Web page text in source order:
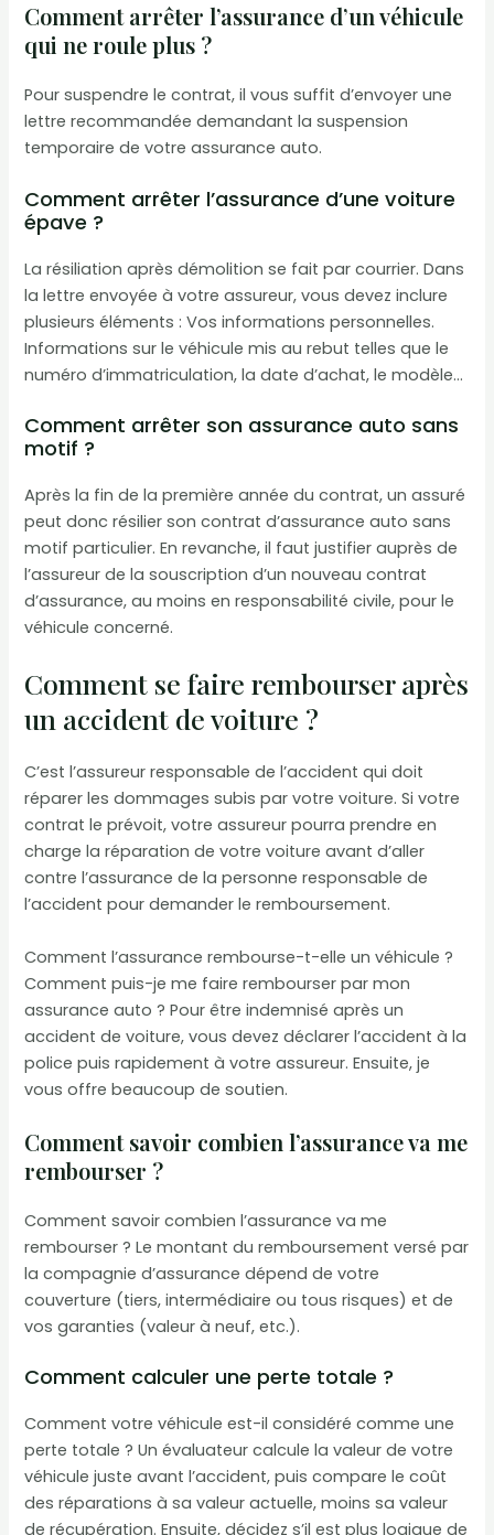
Comment arrêter l’assurance d’un véhicule
qui ne roule plus ?
Pour suspendre le contrat, il vous suffit d’envoyer une
lettre recommandée demandant la suspension
temporaire de votre assurance auto.
Comment arrêter l’assurance d’une voiture
épave ?
La résiliation après démolition se fait par courrier. Dans
la lettre envoyée à votre assureur, vous devez inclure
plusieurs éléments : Vos informations personnelles.
Informations sur le véhicule mis au rebut telles que le
numéro d’immatriculation, la date d’achat, le modèle…
Comment arrêter son assurance auto sans
motif ?
Après la fin de la première année du contrat, un assuré
peut donc résilier son contrat d’assurance auto sans
motif particulier. En revanche, il faut justifier auprès de
l’assureur de la souscription d’un nouveau contrat
d’assurance, au moins en responsabilité civile, pour le
véhicule concerné.
Comment se faire rembourser après
un accident de voiture ?
C’est l’assureur responsable de l’accident qui doit
réparer les dommages subis par votre voiture. Si votre
contrat le prévoit, votre assureur pourra prendre en
charge la réparation de votre voiture avant d’aller
contre l’assurance de la personne responsable de
l’accident pour demander le remboursement.
Comment l’assurance rembourse-t-elle un véhicule ?
Comment puis-je me faire rembourser par mon
assurance auto ? Pour être indemnisé après un
accident de voiture, vous devez déclarer l’accident à la
police puis rapidement à votre assureur. Ensuite, je
vous offre beaucoup de soutien.
Comment savoir combien l’assurance va me
rembourser ?
Comment savoir combien l’assurance va me
rembourser ? Le montant du remboursement versé par
la compagnie d’assurance dépend de votre
couverture (tiers, intermédiaire ou tous risques) et de
vos garanties (valeur à neuf, etc.).
Comment calculer une perte totale ?
Comment votre véhicule est-il considéré comme une
perte totale ? Un évaluateur calcule la valeur de votre
véhicule juste avant l’accident, puis compare le coût
des réparations à sa valeur actuelle, moins sa valeur
de récupération. Ensuite, décidez s’il est plus logique de